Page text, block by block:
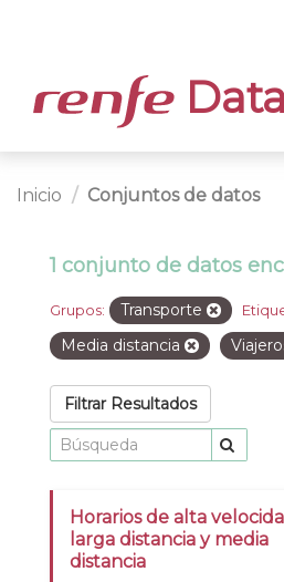
Data
Inicio Conjuntos de datos
1 conjunto de datos
Grupos: Transporte
Media distancia
Filtrar Resultados
Horarios de alta
larga distancia y media
distancia